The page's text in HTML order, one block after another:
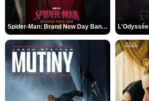
Spider-Man: Brand New Day Bande-annonce VO STFR